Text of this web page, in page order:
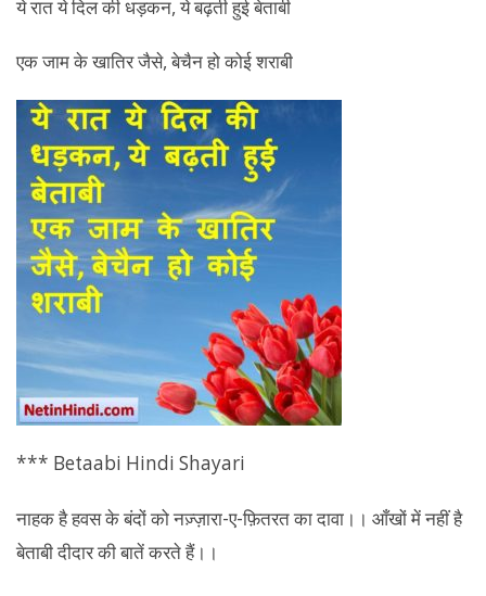
ये रात ये दिल की धड़कन, ये बढ़ती हुई बेताबी
एक जाम के खातिर जैसे, बेचैन हो कोई शराबी
*** Betaabi Hindi Shayari
नाहक है हवस के बंदों को नज़्ज़ारा-ए-फ़ितरत का दावा।। आँखों में नहीं है
बेताबी दीदार की बातें करते हैं।।